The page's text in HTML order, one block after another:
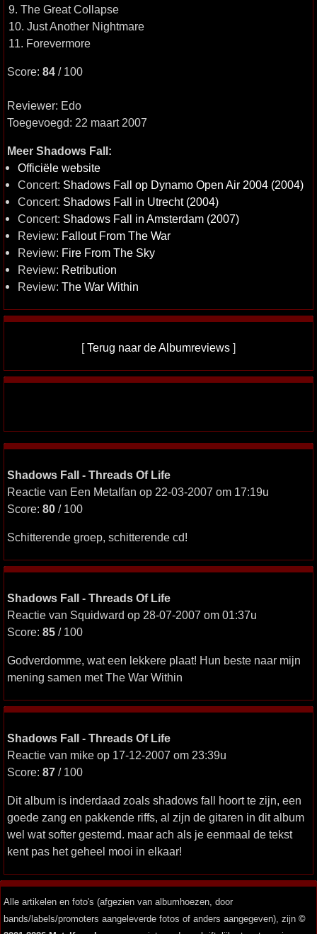
9. The Great Collapse
10. Just Another Nightmare
11. Forevermore
Score: 84 / 100
Reviewer: Edo
Toegevoegd: 22 maart 2007
Meer Shadows Fall:
Officiële website
Concert: Shadows Fall op Dynamo Open Air 2004 (2004)
Concert: Shadows Fall in Utrecht (2004)
Concert: Shadows Fall in Amsterdam (2007)
Review: Fallout From The War
Review: Fire From The Sky
Review: Retribution
Review: The War Within
[Terug naar de Albumreviews ]
Shadows Fall - Threads Of Life
Reactie van Een Metalfan op 22-03-2007 om 17:19u
Score: 80 / 100
Schitterende groep, schitterende cd!
Shadows Fall - Threads Of Life
Reactie van Squidward op 28-07-2007 om 01:37u
Score: 85 / 100
Godverdomme, wat een lekkere plaat! Hun beste naar mijn
mening samen met The War Within
Shadows Fall - Threads Of Life
Reactie van mike op 17-12-2007 om 23:39u
Score: 87 / 100
Dit album is inderdaad zoals shadows fall hoort te zijn, een
goede zang en pakkende riffs, al zijn de gitaren in dit album
wel wat softer gestemd. maar ach als je eenmaal de tekst
kent pas het geheel mooi in elkaar!
Alle artikelen en foto's (afgezien van albumhoezen, door
bands/labels/promoters aangeleverde fotos of anders aangegeven), zijn ©